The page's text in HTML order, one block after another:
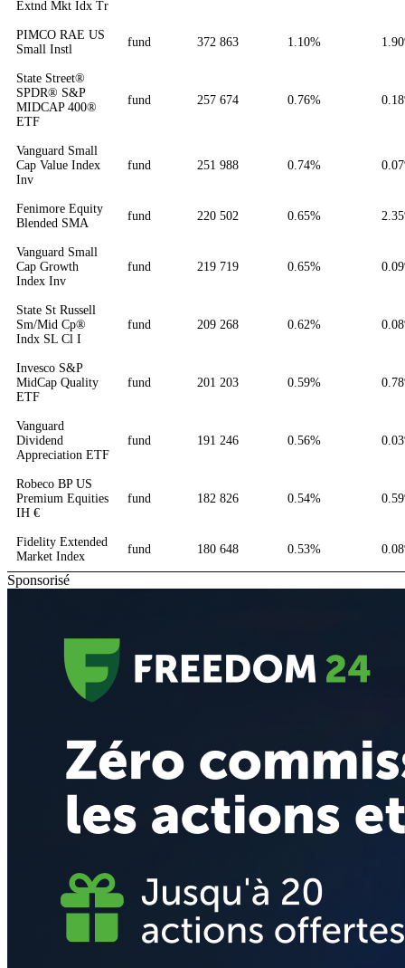
Extnd Mkt Idx Tr
PIMCO RAE US
Small Instl
fund 372 863 1.10%
State Street®
SPDR® S&P
MIDCAP 400®
ETF
fund 257 674 0.76%
Vanguard Small
Cap Value Index
Inv
fund 251 988 0.74%
Fenimore Equity
Blended SMA
fund 220 502 0.65%
Vanguard Small
Cap Growth
Index Inv
fund 219 719 0.65%
State St Russell
Sm/Mid Cp®
Indx SL Cl I
fund 209 268 0.62%
Invesco S&P
MidCap Quality
ETF
fund 201 203 0.59%
Vanguard
Dividend
Appreciation ETF
fund 191 246 0.56%
Robeco BP US
Premium Equities
IH €
fund 182 826 0.54%
Fidelity Extended
Market Index
fund 180 648 0.53%
Sponsorisé